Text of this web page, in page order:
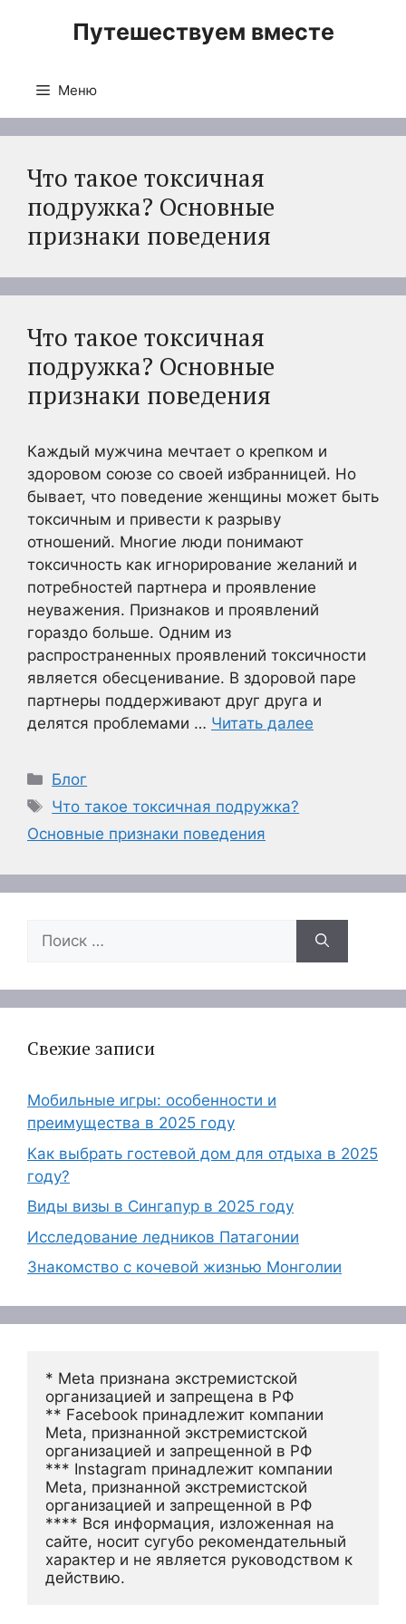
Путешествуем вместе
Меню
Что такое токсичная
подружка? Основные
признаки поведения
Что такое токсичная
подружка? Основные
признаки поведения
Каждый мужчина мечтает о крепком и
здоровом союзе со своей избранницей. Но
бывает, что поведение женщины может быть
токсичным и привести к разрыву
отношений. Многие люди понимают
токсичность как игнорирование желаний и
потребностей партнера и проявление
неуважения. Признаков и проявлений
гораздо больше. Одним из
распространенных проявлений токсичности
является обесценивание. В здоровой паре
партнеры поддерживают друг друга и
делятся проблемами … Читать далее
Рубрики
Блог
Метки
Что такое токсичная подружка?
Основные признаки поведения
Поиск:
Свежие записи
Мобильные игры: особенности и
преимущества в 2025 году
Как выбрать гостевой дом для отдыха в 2025
году?
Виды визы в Сингапур в 2025 году
Исследование ледников Патагонии
Знакомство с кочевой жизнью Монголии
* Meta признана экстремистской
организацией и запрещена в РФ
** Facebook принадлежит компании
Meta, признанной экстремистской
организацией и запрещенной в РФ
*** Instagram принадлежит компании
Meta, признанной экстремистской
организацией и запрещенной в РФ
**** Вся информация, изложенная на
сайте, носит сугубо рекомендательный
характер и не является руководством к
действию.